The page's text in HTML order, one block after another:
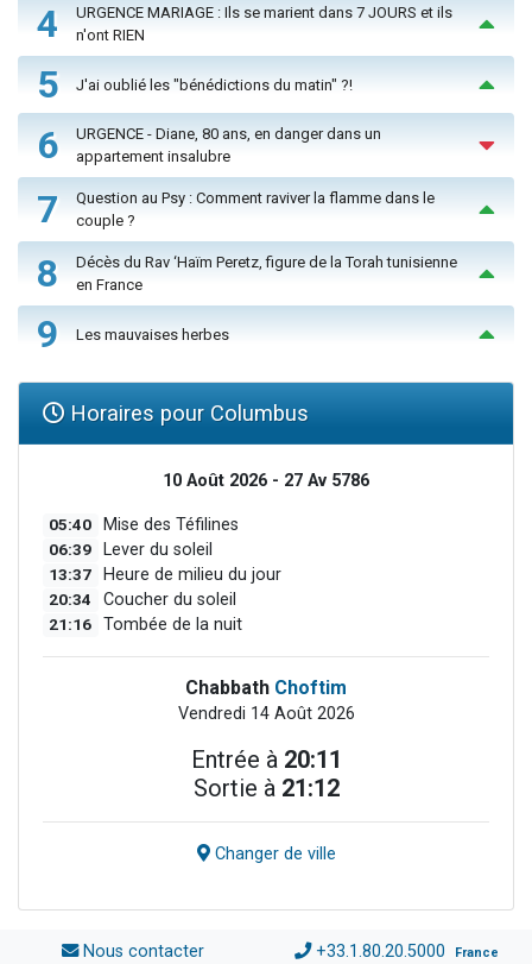
4
URGENCE MARIAGE : Ils se marient dans 7 JOURS et ils
n'ont RIEN
5 J'ai oublié les "bénédictions du matin" ?!
6
URGENCE - Diane, 80 ans, en danger dans un
appartement insalubre
7
Question au Psy : Comment raviver la flamme dans le
couple ?
8
Décès du Rav ‘Haïm Peretz, figure de la Torah tunisienne
en France
9 Les mauvaises herbes
Horaires pour Columbus
10 Août 2026 - 27 Av 5786
05:40 Mise des Téfilines
06:39 Lever du soleil
13:37 Heure de milieu du jour
20:34 Coucher du soleil
21:16 Tombée de la nuit
Chabbath Choftim
Vendredi 14 Août 2026
Entrée à 20:11
Sortie à 21:12
Changer de ville
Nous contacter +33.1.80.20.5000 France